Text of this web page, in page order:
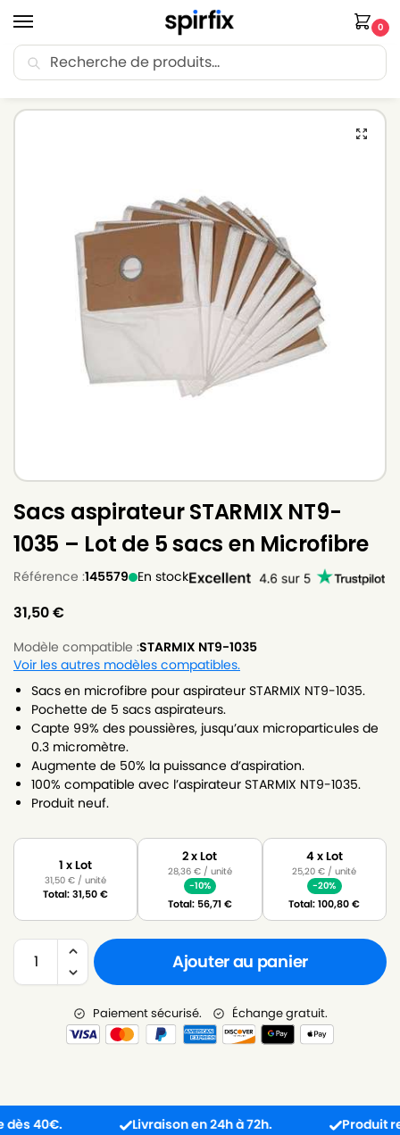
0
🚚 Livraison Point Relais offerte dès 30€ d’achat.
Sacs aspirateur STARMIX NT9-
1035 – Lot de 5 sacs en Microfibre
Référence :145579 En stock
31,50€
Modèle compatible :STARMIX NT9-1035
Voir les autres modèles compatibles.
Sacs en microfibre pour aspirateur STARMIX NT9-1035.
Pochette de 5 sacs aspirateurs.
Capte 99% des poussières, jusqu’aux microparticules de
0.3 micromètre.
Augmente de 50% la puissance d’aspiration.
100% compatible avec l’aspirateur STARMIX NT9-1035.
Produit neuf.
1 x Lot
31,50€ / unité
Total:31,50€
2 x Lot
28,36 €/ unité
-10%
Total: 56,71 €
4 x Lot
25,20€ / unité
-20%
Total:100,80€
Ajouter au panier
Paiement sécurisé. Échange gratuit.
Livraison en 24h à 72h. Produit reçu